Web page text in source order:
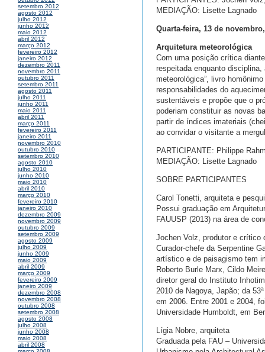
setembro 2012
agosto 2012
julho 2012
junho 2012
maio 2012
abril 2012
março 2012
fevereiro 2012
janeiro 2012
dezembro 2011
novembro 2011
outubro 2011
setembro 2011
agosto 2011
julho 2011
junho 2011
maio 2011
abril 2011
março 2011
fevereiro 2011
janeiro 2011
novembro 2010
outubro 2010
setembro 2010
agosto 2010
julho 2010
junho 2010
maio 2010
abril 2010
março 2010
fevereiro 2010
janeiro 2010
dezembro 2009
novembro 2009
outubro 2009
setembro 2009
agosto 2009
julho 2009
junho 2009
maio 2009
abril 2009
março 2009
fevereiro 2009
janeiro 2009
dezembro 2008
novembro 2008
outubro 2008
setembro 2008
agosto 2008
julho 2008
junho 2008
maio 2008
abril 2008
MEDIAÇÃO: Lisette Lagnado
Quarta-feira, 13 de
Arquitetura meteorológica
Com uma posição crítica
respeitada enquanto
meteorológica”, livro
responsabilidades do
sustentáveis e propõe que o
poderiam constituir as novas
partir de índices imateriais
ao convidar o visitante a
PARTICIPANTE: Philippe
MEDIAÇÃO: Lisette Lagnado
SOBRE PARTICIPANTES
Carol Tonetti, arquiteta e
Possui graduação em
FAUUSP (2013) na área de
Jochen Volz, produtor e crítico
Curador-chefe da Serpentine
artístico e de paisagismo tem
Roberto Burle Marx, Cildo
diretor geral do Instituto
2010 de Nagoya, Japão; da
em 2006. Entre 2001 e 2004,
Universidade Humboldt, em
Lígia Nobre, arquiteta
Graduada pela FAU –